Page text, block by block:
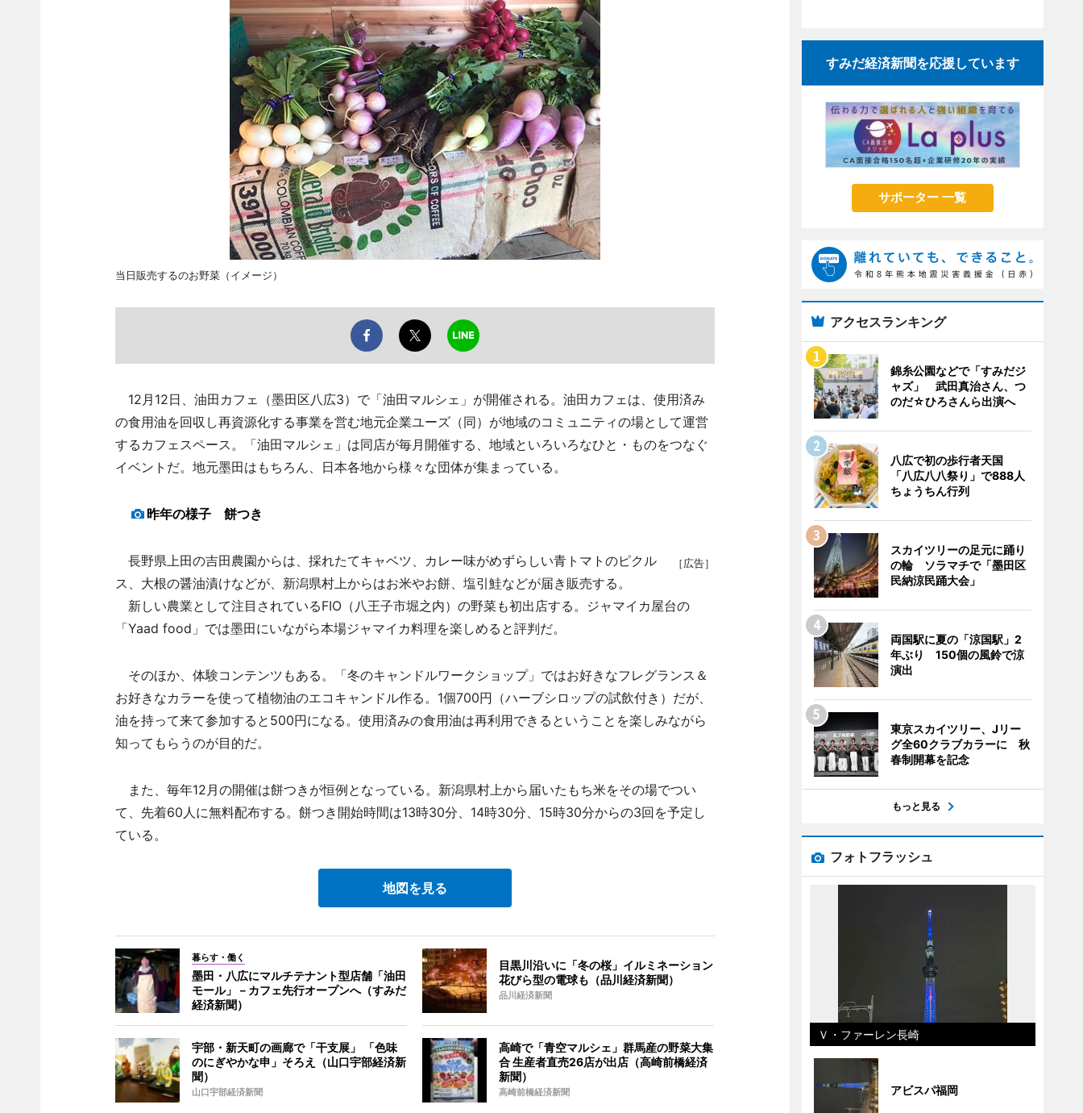
当日販売するのお野菜（イメージ）
12月12日、油田カフェ（墨田区八広3）で「油田マルシェ」が開催される。油田カフェは、使用済み
の食用油を回収し再資源化する事業を営む地元企業ユーズ（同）が地域のコミュニティの場として運営
するカフェスペース。「油田マルシェ」は同店が毎月開催する、地域といろいろなひと・ものをつなぐ
イベントだ。地元墨田はもちろん、日本各地から様々な団体が集まっている。
昨年の様子 餅つき
［広告］
長野県上田の吉田農園からは、採れたてキャベツ、カレー味がめずらしい青トマトのピクル
ス、大根の醤油漬けなどが、新潟県村上からはお米やお餅、塩引鮭などが届き販売する。
新しい農業として注目されているFIO（八王子市堀之内）の野菜も初出店する。ジャマイカ屋台の
「Yaad food」では墨田にいながら本場ジャマイカ料理を楽しめると評判だ。
そのほか、体験コンテンツもある。「冬のキャンドルワークショップ」ではお好きなフレグランス＆
お好きなカラーを使って植物油のエコキャンドル作る。1個700円（ハーブシロップの試飲付き）だが、
油を持って来て参加すると500円になる。使用済みの食用油は再利用できるということを楽しみながら
知ってもらうのが目的だ。
また、毎年12月の開催は餅つきが恒例となっている。新潟県村上から届いたもち米をその場でつい
て、先着60人に無料配布する。餅つき開始時間は13時30分、14時30分、15時30分からの3回を予定し
ている。
地図を見る
暮らす・働く
墨田・八広にマルチテナント型店舗「油田
モール」－カフェ先行オープンへ（すみだ
経済新聞）
目黒川沿いに「冬の桜」イルミネーション
花びら型の電球も（品川経済新聞）
品川経済新聞
宇部・新天町の画廊で「干支展」 「色味
のにぎやかな申」そろえ（山口宇部経済新
聞）
山口宇部経済新聞
高崎で「青空マルシェ」群馬産の野菜大集
合 生産者直売26店が出店（高崎前橋経済
新聞）
高崎前橋経済新聞
すみだ経済新聞を応援しています
サポーター 一覧
アクセスランキング
錦糸公園などで「すみだジ
ャズ」 武田真治さん、つ
のだ☆ひろさんら出演へ
八広で初の歩行者天国
「八広八八祭り」で888人
ちょうちん行列
スカイツリーの足元に踊り
の輪 ソラマチで「墨田区
民納涼民踊大会」
両国駅に夏の「涼国駅」2
年ぶり 150個の風鈴で涼
演出
東京スカイツリー、Jリー
グ全60クラブカラーに 秋
春制開幕を記念
もっと見る
フォトフラッシュ
Ｖ・ファーレン長崎
アビスパ福岡